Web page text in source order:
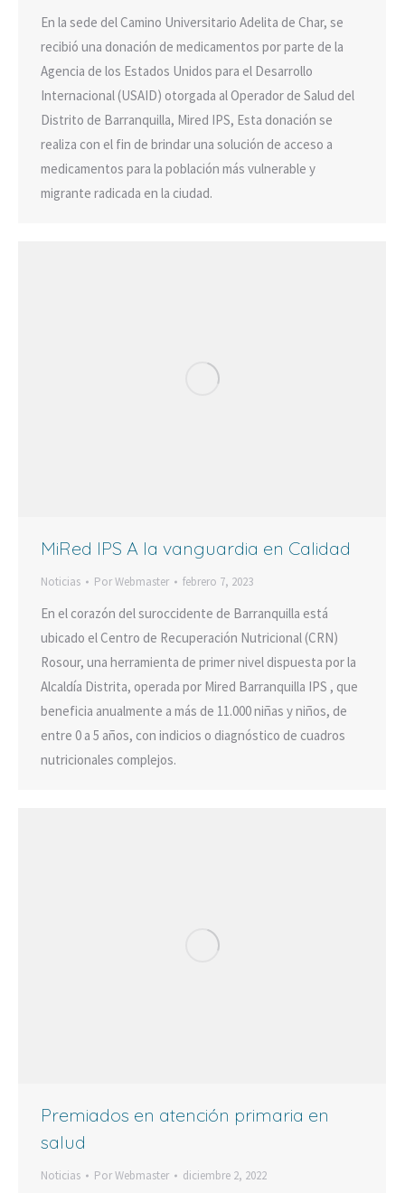
En la sede del Camino Universitario Adelita de Char, se
recibió una donación de medicamentos por parte de la
Agencia de los Estados Unidos para el Desarrollo
Internacional (USAID) otorgada al Operador de Salud del
Distrito de Barranquilla, Mired IPS, Esta donación se
realiza con el fin de brindar una solución de acceso a
medicamentos para la población más vulnerable y
migrante radicada en la ciudad.
MiRed IPS A la vanguardia en Calidad
Noticias PorWebmaster febrero 7, 2023
En el corazón del suroccidente de Barranquilla está
ubicado el Centro de Recuperación Nutricional (CRN)
Rosour, una herramienta de primer nivel dispuesta por la
Alcaldía Distrita, operada por Mired Barranquilla IPS , que
beneficia anualmente a más de 11.000 niñas y niños, de
entre 0 a 5 años, con indicios o diagnóstico de cuadros
nutricionales complejos.
Premiados en atención primaria en
salud
Noticias PorWebmaster diciembre 2, 2022